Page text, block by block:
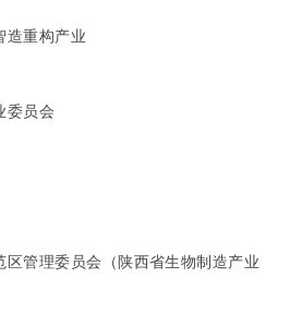
造重构产业
委员会
管理委员会（陕西省生物制造产业